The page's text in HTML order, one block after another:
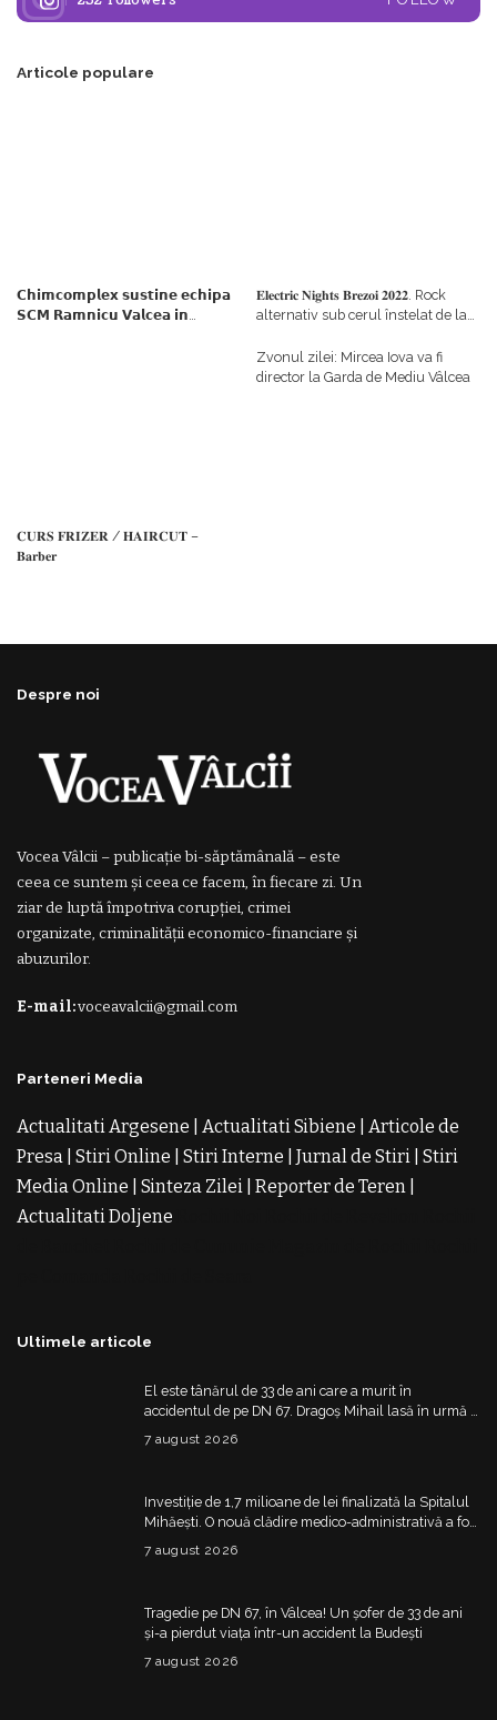
Articole populare
𝗖𝗵𝗶𝗺𝗰𝗼𝗺𝗽𝗹𝗲𝘅 𝘀𝘂𝘀𝘁𝗶𝗻𝗲 𝗲𝗰𝗵𝗶𝗽𝗮
𝗦𝗖𝗠 𝗥𝗮𝗺𝗻𝗶𝗰𝘂 𝗩𝗮𝗹𝗰𝗲𝗮 𝗶𝗻
𝐄𝐥𝐞𝐜𝐭𝐫𝐢𝐜 𝐍𝐢𝐠𝐡𝐭𝐬 𝐁𝐫𝐞𝐳𝐨𝐢 𝟐𝟎𝟐𝟐. Rock
alternativ sub cerul înstelat de la
𝐂𝐔𝐑𝐒 𝐅𝐑𝐈𝐙𝐄𝐑 / 𝐇𝐀𝐈𝐑𝐂𝐔𝐓 –
𝐁𝐚𝐫𝐛𝐞𝐫
Zvonul zilei: Mircea Iova va fi
director la Garda de Mediu Vâlcea
Despre noi
Vocea Vâlcii – publicație bi-săptămânală – este
ceea ce suntem și ceea ce facem, în fiecare zi. Un
ziar de luptă împotriva corupției, crimei
organizate, criminalității economico-financiare și
abuzurilor.
E-mail:voceavalcii@gmail.com
Parteneri Media
Actualitati Argesene Actualitati Sibiene
Articole de
Presa Stiri Online Stiri Interne Jurnal de Stiri Stiri
Media Online
Sinteza Zilei Reporter de Teren
Actualitati Doljene
Ultimele articole
El este tânărul de 33 de ani care a murit în
accidentul de pe DN 67. Dragoș Mihail lasă în urmă o
7 august 2026
Investiție de 1,7 milioane de lei finalizată la Spitalul
Mihăești. O nouă clădire medico-administrativă a fost
construită
7 august 2026
Tragedie pe DN 67, în Vâlcea! Un șofer de 33 de ani
și-a pierdut viața într-un accident la Budești
7 august 2026